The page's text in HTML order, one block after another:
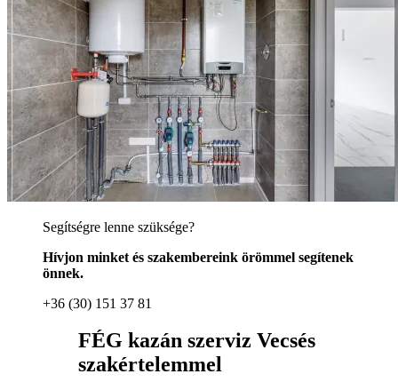
Segítségre lenne szüksége?
Hívjon minket és szakembereink örömmel segítenek
önnek.
+36 (30) 151 37 81
FÉG kazán szerviz Vecsés
szakértelemmel